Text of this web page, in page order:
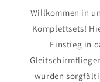
Willkommen in
Komplettsets!
Einstieg in
wurden